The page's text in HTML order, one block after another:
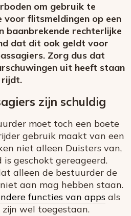
om gebruik te
voor flitsmeldingen op een
baanbrekende rechterlijke
dat dit ook geldt voor
Zorg dus dat
uit heeft staan
rijdt.
zijn schuldig
moet toch een boete
gebruik maakt van een
niet alleen Duisters van,
geschokt gereageerd.
alleen de bestuurder de
aan mag hebben staan.
functies van apps als
wel toegestaan.